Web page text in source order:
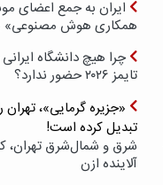
ایران به جمع اعضای
همکاری هوش
چرا هیچ دانشگاه
تایمز ۲۰۲۶ حضور ندارد؟
«جزیره گرمایی»، تهران
تبدیل کرده است!
شرق و شمال‌شرق تهران،
آلاینده ازن